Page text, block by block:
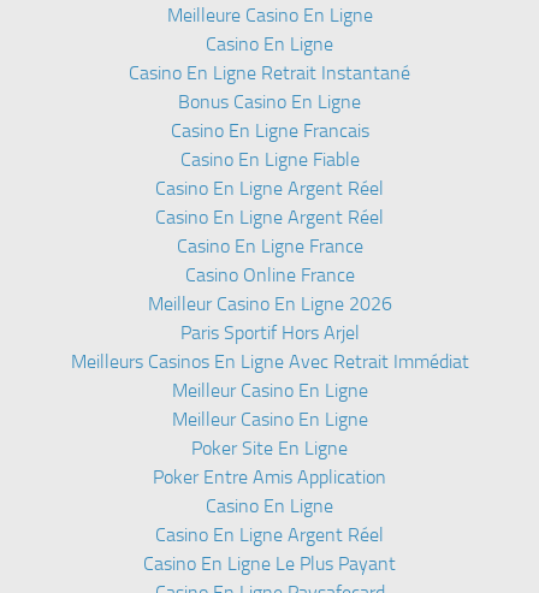
Meilleure Casino En Ligne
Casino En Ligne
Casino En Ligne Retrait Instantané
Bonus Casino En Ligne
Casino En Ligne Francais
Casino En Ligne Fiable
Casino En Ligne Argent Réel
Casino En Ligne Argent Réel
Casino En Ligne France
Casino Online France
Meilleur Casino En Ligne 2026
Paris Sportif Hors Arjel
Meilleurs Casinos En Ligne Avec Retrait Immédiat
Meilleur Casino En Ligne
Meilleur Casino En Ligne
Poker Site En Ligne
Poker Entre Amis Application
Casino En Ligne
Casino En Ligne Argent Réel
Casino En Ligne Le Plus Payant